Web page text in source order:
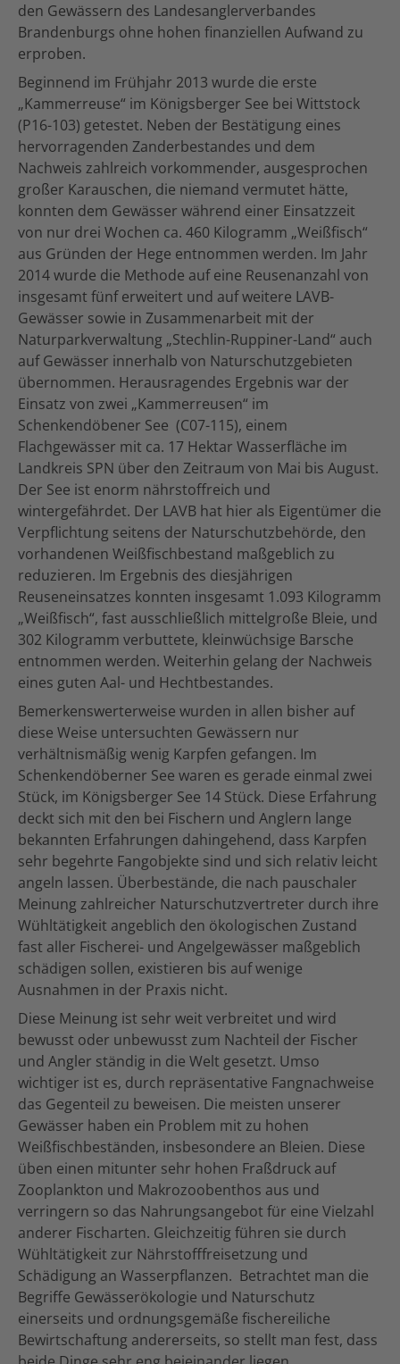
den Gewässern des Landesanglerverbandes
Brandenburgs ohne hohen finanziellen Aufwand zu
erproben.
Beginnend im Frühjahr 2013 wurde die erste
„Kammerreuse“ im Königsberger See bei Wittstock
(P16-103) getestet. Neben der Bestätigung eines
hervorragenden Zanderbestandes und dem
Nachweis zahlreich vorkommender, ausgesprochen
großer Karauschen, die niemand vermutet hätte,
konnten dem Gewässer während einer Einsatzzeit
von nur drei Wochen ca. 460 Kilogramm „Weißfisch“
aus Gründen der Hege entnommen werden. Im Jahr
2014 wurde die Methode auf eine Reusenanzahl von
insgesamt fünf erweitert und auf weitere LAVB-
Gewässer sowie in Zusammenarbeit mit der
Naturparkverwaltung „Stechlin-Ruppiner-Land“ auch
auf Gewässer innerhalb von Naturschutzgebieten
übernommen. Herausragendes Ergebnis war der
Einsatz von zwei „Kammerreusen“ im
Schenkendöbener See (C07-115), einem
Flachgewässer mit ca. 17 Hektar Wasserfläche im
Landkreis SPN über den Zeitraum von Mai bis August.
Der See ist enorm nährstoffreich und
wintergefährdet. Der LAVB hat hier als Eigentümer die
Verpflichtung seitens der Naturschutzbehörde, den
vorhandenen Weißfischbestand maßgeblich zu
reduzieren. Im Ergebnis des diesjährigen
Reuseneinsatzes konnten insgesamt 1.093 Kilogramm
„Weißfisch“, fast ausschließlich mittelgroße Bleie, und
302 Kilogramm verbuttete, kleinwüchsige Barsche
entnommen werden. Weiterhin gelang der Nachweis
eines guten Aal- und Hechtbestandes.
Bemerkenswerterweise wurden in allen bisher auf
diese Weise untersuchten Gewässern nur
verhältnismäßig wenig Karpfen gefangen. Im
Schenkendöberner See waren es gerade einmal zwei
Stück, im Königsberger See 14 Stück. Diese Erfahrung
deckt sich mit den bei Fischern und Anglern lange
bekannten Erfahrungen dahingehend, dass Karpfen
sehr begehrte Fangobjekte sind und sich relativ leicht
angeln lassen. Überbestände, die nach pauschaler
Meinung zahlreicher Naturschutzvertreter durch ihre
Wühltätigkeit angeblich den ökologischen Zustand
fast aller Fischerei- und Angelgewässer maßgeblich
schädigen sollen, existieren bis auf wenige
Ausnahmen in der Praxis nicht.
Diese Meinung ist sehr weit verbreitet und wird
bewusst oder unbewusst zum Nachteil der Fischer
und Angler ständig in die Welt gesetzt. Umso
wichtiger ist es, durch repräsentative Fangnachweise
das Gegenteil zu beweisen. Die meisten unserer
Gewässer haben ein Problem mit zu hohen
Weißfischbeständen, insbesondere an Bleien. Diese
üben einen mitunter sehr hohen Fraßdruck auf
Zooplankton und Makrozoobenthos aus und
verringern so das Nahrungsangebot für eine Vielzahl
anderer Fischarten. Gleichzeitig führen sie durch
Wühltätigkeit zur Nährstofffreisetzung und
Schädigung an Wasserpflanzen. Betrachtet man die
Begriffe Gewässerökologie und Naturschutz
einerseits und ordnungsgemäße fischereiliche
Bewirtschaftung andererseits, so stellt man fest, dass